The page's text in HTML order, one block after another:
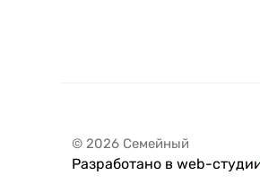
© 2026 Семейный
Разработано в web-